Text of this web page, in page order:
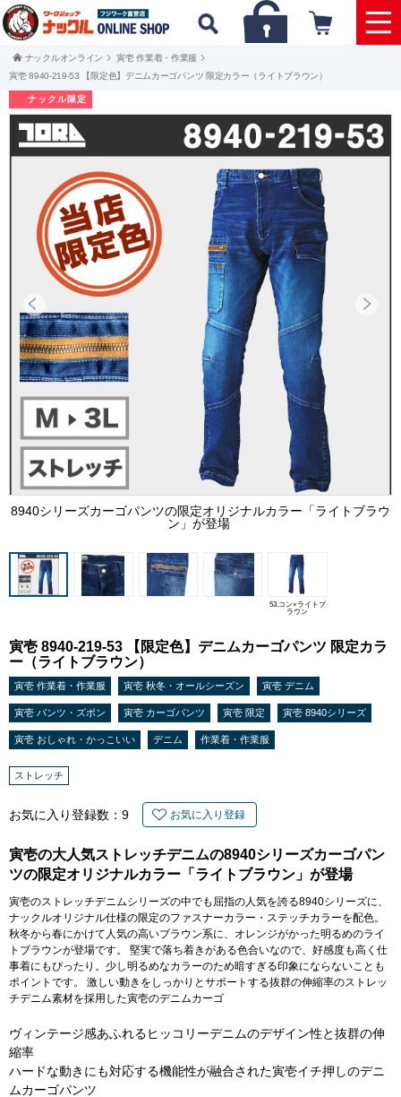
ナックルオンライン
寅壱 作業着・作業服
寅壱 8940-219-53 【限定色】デニムカーゴパンツ 限定カラー（ライトブラウン）
ナックル限定
8940シリーズカーゴパンツの限定オリジナルカラー「ライトブラウ
ン」が登場
53.コン×ライトブ
ラウン
寅壱 8940-219-53 【限定色】デニムカーゴパンツ 限定カラ
ー（ライトブラウン）
寅壱 作業着・作業服 寅壱 秋冬・オールシーズン 寅壱 デニム
寅壱 パンツ・ズボン 寅壱 カーゴパンツ 寅壱 限定 寅壱 8940シリーズ
寅壱 おしゃれ・かっこいい デニム 作業着・作業服
ストレッチ
お気に入り登録数： 9 お気に入り登録
寅壱の大人気ストレッチデニムの8940シリーズカーゴパン
ツの限定オリジナルカラー「ライトブラウン」が登場
寅壱のストレッチデニムシリーズの中でも屈指の人気を誇る8940シリーズに、
ナックルオリジナル仕様の限定のファスナーカラー・ステッチカラーを配色。
秋冬から春にかけて人気の高いブラウン系に、オレンジがかった明るめのライ
トブラウンが登場です。 堅実で落ち着きがある色合いなので、好感度も高く仕
事着にもぴったり。少し明るめなカラーのため暗すぎる印象にならないことも
ポイントです。 激しい動きをしっかりとサポートする抜群の伸縮率のストレッ
チデニム素材を採用した寅壱のデニムカーゴ
ヴィンテージ感あふれるヒッコリーデニムのデザイン性と抜群の伸
縮率
ハードな動きにも対応する機能性が融合された寅壱イチ押しのデニ
ムカーゴパンツ